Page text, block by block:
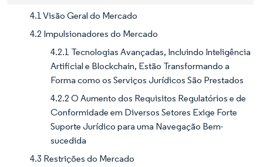
4.1 Visão Geral do Mercado
4.2 Impulsionadores do Mercado
4.2.1 Tecnologias Avançadas, Incluindo Inteligência
Artificial e Blockchain, Estão Transformando a
Forma como os Serviços Jurídicos São Prestados
4.2.2 O Aumento dos Requisitos Regulatórios e de
Conformidade em Diversos Setores Exige Forte
Suporte Jurídico para uma Navegação Bem-
sucedida
4.3 Restrições do Mercado